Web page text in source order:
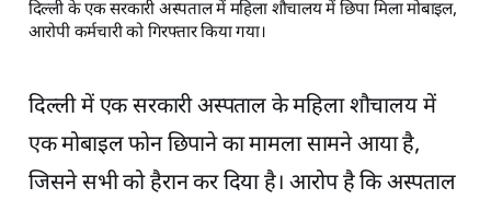
दिल्ली के एक सरकारी अस्पताल में महिला शौचालय में छिपा मिला मोबाइल,
आरोपी कर्मचारी को गिरफ्तार किया गया।
दिल्ली में एक सरकारी अस्पताल के महिला शौचालय में
एक मोबाइल फोन छिपाने का मामला सामने आया है,
जिसने सभी को हैरान कर दिया है। आरोप है कि अस्पताल